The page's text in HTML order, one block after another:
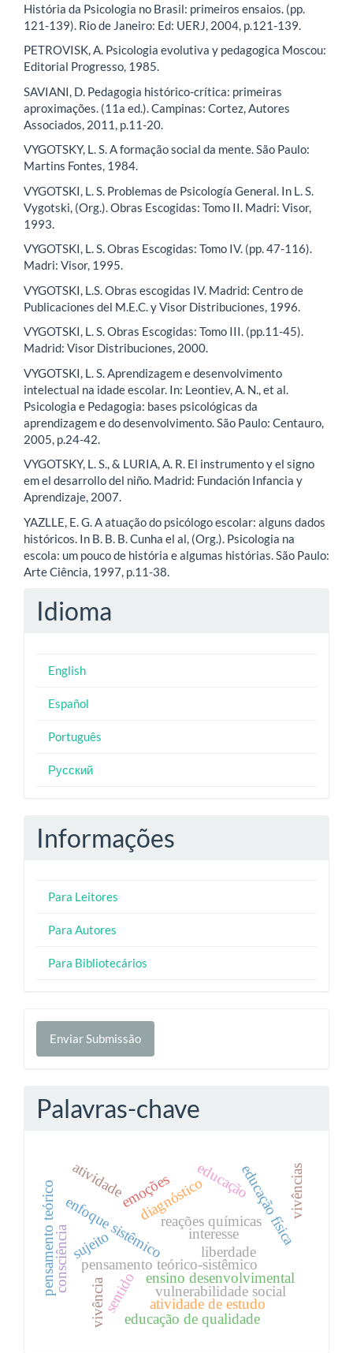
História da Psicologia no Brasil: primeiros ensaios. (pp.
121-139). Rio de Janeiro: Ed: UERJ, 2004, p.121-139.
PETROVISK, A. Psicologia evolutiva y pedagogica Moscou:
Editorial Progresso, 1985.
SAVIANI, D. Pedagogia histórico-crítica: primeiras
aproximações. (11a ed.). Campinas: Cortez, Autores
Associados, 2011, p.11-20.
VYGOTSKY, L. S. A formação social da mente. São Paulo:
Martins Fontes, 1984.
VYGOTSKI, L. S. Problemas de Psicología General. In L. S.
Vygotski, (Org.). Obras Escogidas: Tomo II. Madri: Visor,
1993.
VYGOTSKI, L. S. Obras Escogidas: Tomo IV. (pp. 47-116).
Madri: Visor, 1995.
VYGOTSKI, L.S. Obras escogidas IV. Madrid: Centro de
Publicaciones del M.E.C. y Visor Distribuciones, 1996.
VYGOTSKI, L. S. Obras Escogidas: Tomo III. (pp.11-45).
Madrid: Visor Distribuciones, 2000.
VYGOTSKI, L. S. Aprendizagem e desenvolvimento
intelectual na idade escolar. In: Leontiev, A. N., et al.
Psicologia e Pedagogia: bases psicológicas da
aprendizagem e do desenvolvimento. São Paulo: Centauro,
2005, p.24-42.
VYGOTSKY, L. S., & LURIA, A. R. El instrumento y el signo
em el desarrollo del niño. Madrid: Fundación Infancia y
Aprendizaje, 2007.
YAZLLE, E. G. A atuação do psicólogo escolar: alguns dados
históricos. In B. B. B. Cunha el al, (Org.). Psicologia na
escola: um pouco de história e algumas histórias. São Paulo:
Arte Ciência, 1997, p.11-38.
Idioma
English
Español
Português
Русский
Informações
Para Leitores
Para Autores
Para Bibliotecários
Enviar
Submissão
Enviar Submissão
Palavras-chave
pensamento teórico-sistêmico
enfoque sistêmicodiagnóstico
reações químicaseducação física
ensino desenvolvimental
vulnerabilidade social
atividade de estudo
sujeito interesse
sentido
emoções
atividade
consciência
pensamento teórico liberdade
educação
educação de qualidade
vivências
vivência